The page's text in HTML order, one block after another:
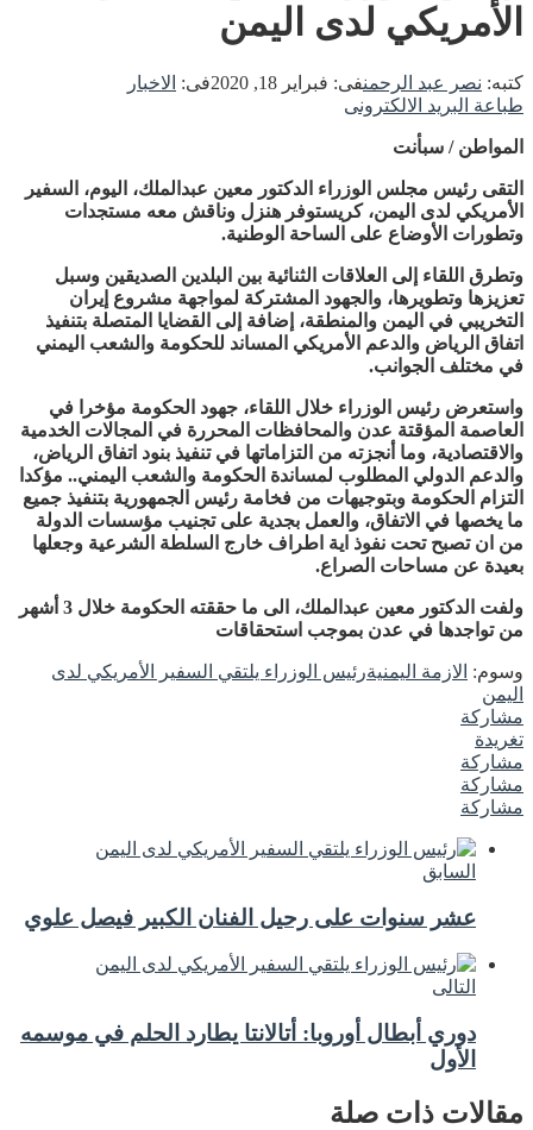
الأمريكي لدى اليمن
كتبه: نصر عبد الرحمنفى: فبراير 18, 2020 فى: الاخبار
طباعة البريد الالكترونى
المواطن / سبأنت
التقى رئيس مجلس الوزراء الدكتور معين عبدالملك، اليوم، السفير
الأمريكي لدى اليمن، كريستوفر هنزل وناقش معه مستجدات
وتطورات الأوضاع على الساحة الوطنية.
وتطرق اللقاء إلى العلاقات الثنائية بين البلدين الصديقين وسبل
تعزيزها وتطويرها، والجهود المشتركة لمواجهة مشروع إيران
التخريبي في اليمن والمنطقة، إضافة إلى القضايا المتصلة بتنفيذ
اتفاق الرياض والدعم الأمريكي المساند للحكومة والشعب اليمني
في مختلف الجوانب.
واستعرض رئيس الوزراء خلال اللقاء، جهود الحكومة مؤخرا في
العاصمة المؤقتة عدن والمحافظات المحررة في المجالات الخدمية
والاقتصادية، وما أنجزته من التزاماتها في تنفيذ بنود اتفاق الرياض،
والدعم الدولي المطلوب لمساندة الحكومة والشعب اليمني.. مؤكدا
التزام الحكومة وبتوجيهات من فخامة رئيس الجمهورية بتنفيذ جميع
ما يخصها في الاتفاق، والعمل بجدية على تجنيب مؤسسات الدولة
من ان تصبح تحت نفوذ اية اطراف خارج السلطة الشرعية وجعلها
بعيدة عن مساحات الصراع.
ولفت الدكتور معين عبدالملك، الى ما حققته الحكومة خلال 3 أشهر
من تواجدها في عدن بموجب استحقاقات
وسوم: الازمة اليمنيةرئيس الوزراء يلتقي السفير الأمريكي لدى
اليمن
مشاركة
تغريدة
مشاركة
مشاركة
مشاركة
السابق
عشر سنوات على رحيل الفنان الكبير فيصل علوي
التالى
دوري أبطال أوروبا: أتالانتا يطارد الحلم في موسمه
الأول
مقالات ذات صلة